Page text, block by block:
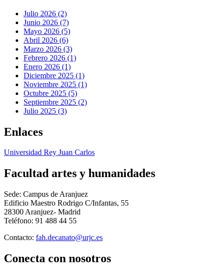
Julio 2026 (2)
Junio 2026 (7)
Mayo 2026 (5)
Abril 2026 (6)
Marzo 2026 (3)
Febrero 2026 (1)
Enero 2026 (1)
Diciembre 2025 (1)
Noviembre 2025 (1)
Octubre 2025 (5)
Septiembre 2025 (2)
Julio 2025 (3)
Enlaces
Universidad Rey Juan Carlos
Facultad artes y humanidades
Sede: Campus de Aranjuez
Edificio Maestro Rodrigo C/Infantas, 55
28300 Aranjuez- Madrid
Teléfono: 91 488 44 55
Contacto:
Conecta con nosotros